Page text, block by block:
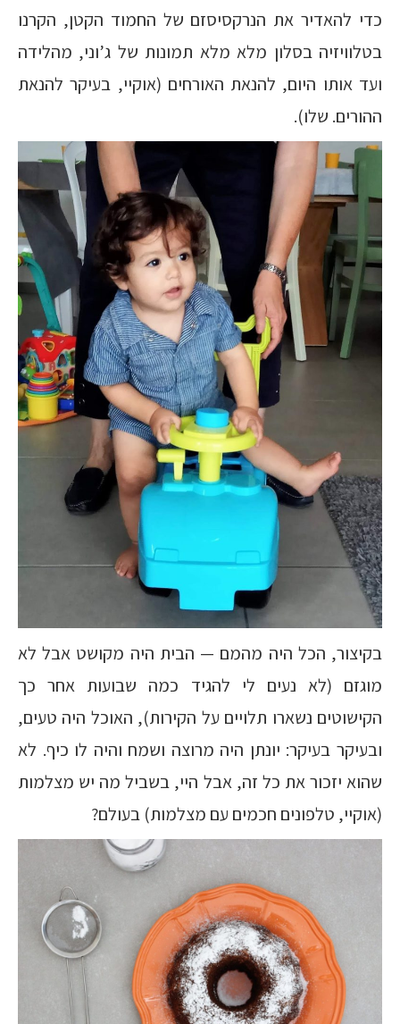
כדי להאדיר את הנרקסיסזם של החמוד הקטן, הקרנו
בטלוויזיה בסלון מלא מלא תמונות של ג’וני, מהלידה
ועד אותו היום, להנאת האורחים (אוקיי, בעיקר להנאת
ההורים. שלו).
בקיצור, הכל היה מהמם — הבית היה מקושט אבל לא
מוגזם (לא נעים לי להגיד כמה שבועות אחר כך
הקישוטים נשארו תלויים על הקירות), האוכל היה טעים,
ובעיקר בעיקר: יונתן היה מרוצה ושמח והיה לו כיף. לא
שהוא יזכור את כל זה, אבל היי, בשביל מה יש מצלמות
(אוקיי, טלפונים חכמים עם מצלמות) בעולם?